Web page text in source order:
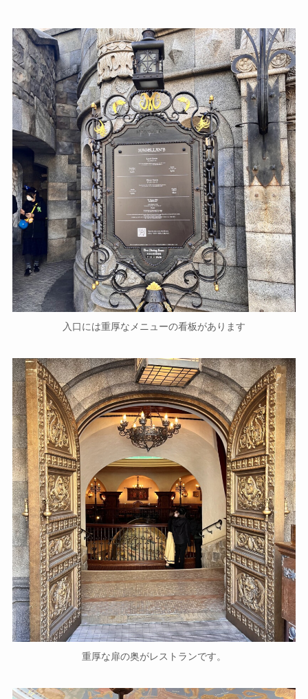
入口には重厚なメニューの看板があります
重厚な扉の奥がレストランです。